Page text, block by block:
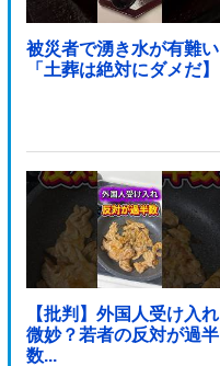
被災者で湧き水が有難い
「土葬は絶対にダメだ】
【批判】外国人受け入れ
微妙？若者の反対が過半
数...